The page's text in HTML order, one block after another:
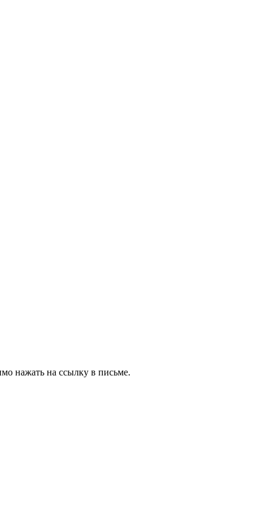
нажать на ссылку в письме.